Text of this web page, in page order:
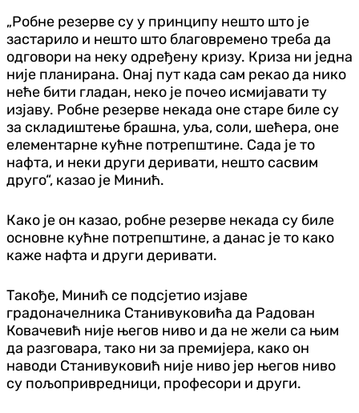
„Робне резерве су у принципу нешто што је
застарило и нешто што благовремено треба да
одговори на неку одређену кризу. Криза ни једна
није планирана. Онај пут када сам рекао да нико
неће бити гладан, неко је почео исмијавати ту
изјаву. Робне резерве некада оне старе биле су
за складиштење брашна, уља, соли, шећера, оне
елементарне кућне потрепштине. Сада је то
нафта, и неки други деривати, нешто сасвим
друго“, казао је Минић.
Како је он казао, робне резерве некада су биле
основне кућне потрепштине, а данас је то како
каже нафта и други деривати.
Такође, Минић се подсјетио изјаве
градоначелника Станивуковића да Радован
Ковачевић није његов ниво и да не жели са њим
да разговара, тако ни за премијера, како он
наводи Станивуковић није ниво јер његов ниво
су пољопривредници, професори и други.